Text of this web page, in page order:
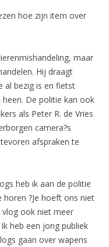
hoe zijn item over
maar
Hij draagt
al bezig is en fietst
De politie kan ook
als Peter R. de Vries
camera?s
afspraken te
heb ik aan de politie
?Je hoeft ons niet
vlog ook niet meer
heb een jong publiek
gaan over wapens